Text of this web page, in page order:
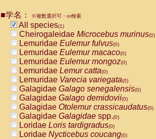
CebidaeCebus nigrivittatus
CebidaeCebus
CebidaeSaimiri boliviensis(0)
CebidaeSaimiri sciureus(0)
AtelidaeAlouatta caraya(0)
AtelidaeAlouatta fusca(0)
AtelidaeAlouatta seniculus
AtelidaeAlouattaspp.(0)
AtelidaeAteles belzebuth(0)
AtelidaeAteles geoffroyi(0)
AtelidaeAteles paniscus(0)
AtelidaeAtelesspp.(0)
Atelidae Lagothrix lagothricha
AtelidaeLagothrix lagothricha cana
■学名： ※複数選択可・or検索
All species(1)
Cheirogaleidae Microcebus murinus(0)
Lemuridae Eulemur fulvus(0)
Lemuridae Eulemur macaco(0)
Lemuridae Eulemur mongoz(0)
Lemuridae Lemur catta(0)
Lemuridae Varecia variegata(0)
Galagidae Galago senegalensis(0)
Galagidae Galago demidovii(0)
Galagidae Otolemur crassicaudatus(0)
Galagidae Galagidae spp.(0)
Loridae Loris tardigradus(0)
Loridae Nycticebus coucang(0)